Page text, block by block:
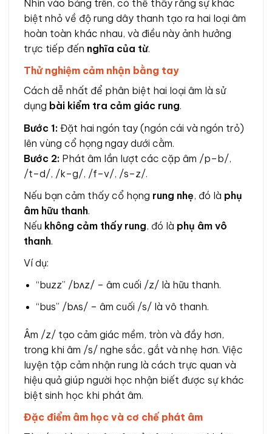
Nhìn vào bảng trên, có thể thấy rằng sự khác
biệt nhỏ về độ rung dây thanh tạo ra hai loại âm
hoàn toàn khác nhau, và điều này ảnh hưởng
trực tiếp đến nghĩa của từ.
Thử nghiệm cảm nhận bằng tay
Cách dễ nhất để phân biệt hai loại âm là sử
dụng bài kiểm tra cảm giác rung.
Bước 1: Đặt hai ngón tay (ngón cái và ngón trỏ)
lên vùng cổ họng ngay dưới cằm.
Bước 2: Phát âm lần lượt các cặp âm /p–b/,
/t–d/, /k–g/, /f–v/, /s–z/.
Nếu bạn cảm thấy cổ họng rung nhẹ, đó là phụ
âm hữu thanh.
Nếu không cảm thấy rung, đó là phụ âm vô
thanh.
Ví dụ:
“buzz” /bʌz/ – âm cuối /z/ là hữu thanh.
“bus” /bʌs/ – âm cuối /s/ là vô thanh.
Âm /z/ tạo cảm giác mềm, tròn và đầy hơn,
trong khi âm /s/ nghe sắc, gắt và nhẹ hơn. Việc
luyện tập cảm nhận rung là cách trực quan và
hiệu quả giúp người học nhận biết được sự khác
biệt sinh học khi phát âm.
Đặc điểm âm học và cơ chế phát âm